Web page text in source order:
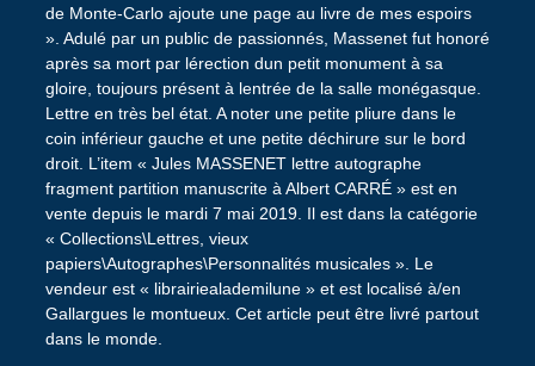
de Monte-Carlo ajoute une page au livre de mes espoirs
». Adulé par un public de passionnés, Massenet fut honoré
après sa mort par lérection dun petit monument à sa
gloire, toujours présent à lentrée de la salle monégasque.
Lettre en très bel état. A noter une petite pliure dans le
coin inférieur gauche et une petite déchirure sur le bord
droit. L’item « Jules MASSENET lettre autographe
fragment partition manuscrite à Albert CARRÉ » est en
vente depuis le mardi 7 mai 2019. Il est dans la catégorie
« Collections\Lettres, vieux
papiers\Autographes\Personnalités musicales ». Le
vendeur est « librairiealademilune » et est localisé à/en
Gallargues le montueux. Cet article peut être livré partout
dans le monde.